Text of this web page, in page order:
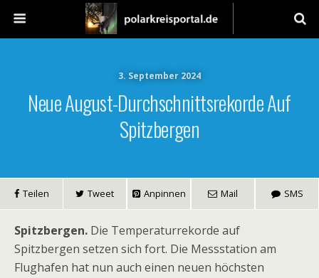
3. September 2024
Neue August-Durchschnittsrekorde Auf
Spitzbergen
Teilen Tweet Anpinnen Mail SMS
Spitzbergen. Die Temperaturrekorde auf
Spitzbergen setzen sich fort. Die Messstation am
Flughafen hat nun auch einen neuen höchsten